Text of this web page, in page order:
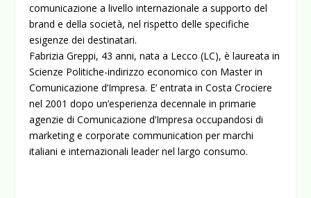
comunicazione a livello internazionale a supporto del
brand e della società, nel rispetto delle specifiche
esigenze dei destinatari.
Fabrizia Greppi, 43 anni, nata a Lecco (LC), è laureata in
Scienze Politiche-indirizzo economico con Master in
Comunicazione d’Impresa. E’ entrata in Costa Crociere
nel 2001 dopo un’esperienza decennale in primarie
agenzie di Comunicazione d’Impresa occupandosi di
marketing e corporate communication per marchi
italiani e internazionali leader nel largo consumo.